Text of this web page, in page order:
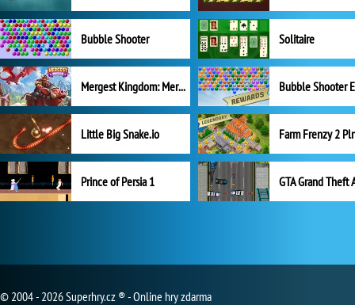
Bubble Shooter Solitaire
Mergest Kingdom: Merge Puzzle
Little Big Snake.io
Prince of Persia 1 GTA Grand Theft
© 2004 - 2026 Superhry.cz ® - Online hry zdarma